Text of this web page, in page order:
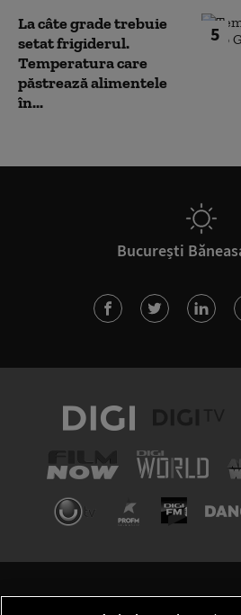
5
La câte grade trebuie
setat frigiderul.
Temperatura care
păstrează alimentele
în...
București